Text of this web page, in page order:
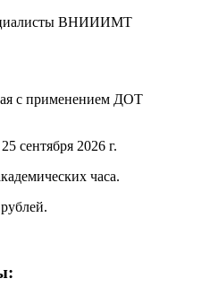
ВНИИИМТ
с применением ДОТ
сентября 2026 г.
часа.